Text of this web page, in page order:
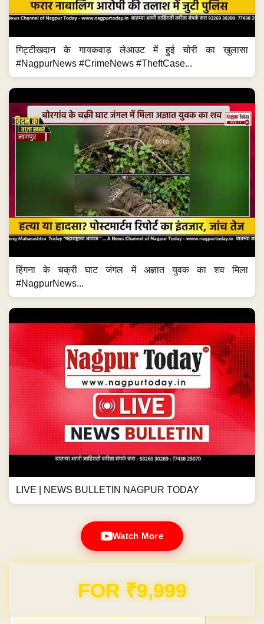
गिट्टीखदान के गायकवाड़ लेआउट में हुई चोरी का खुलासा
#NagpurNews #CrimeNews #TheftCase...
हिंगना के चक्री घाट जंगल में अज्ञात युवक का शव मिला
#NagpurNews...
LIVE | NEWS BULLETIN NAGPUR TODAY
Watch More
FOR ₹9,999